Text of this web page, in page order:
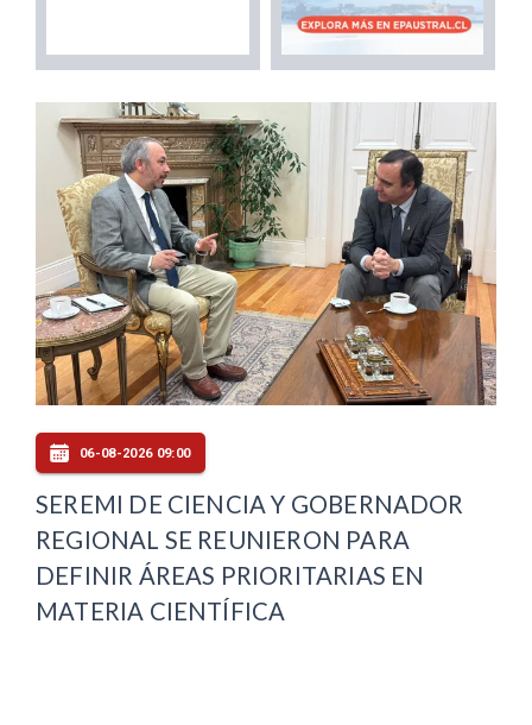
06-08-2026 09:00
SEREMI DE CIENCIA Y GOBERNADOR
REGIONAL SE REUNIERON PARA
DEFINIR ÁREAS PRIORITARIAS EN
MATERIA CIENTÍFICA